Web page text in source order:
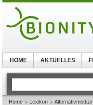
Home Lexikon
HOME AKTUELLES